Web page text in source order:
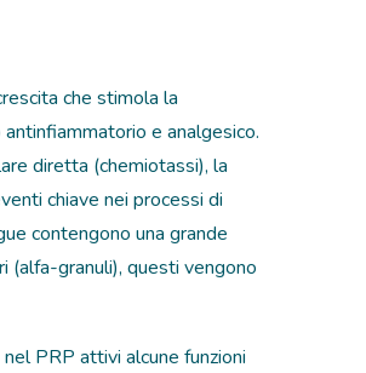
che stimola la
e analgesico.
diretta (chemiotassi), la
chiave nei processi di
contengono una grande
(alfa-granuli), questi vengono
PRP attivi alcune funzioni